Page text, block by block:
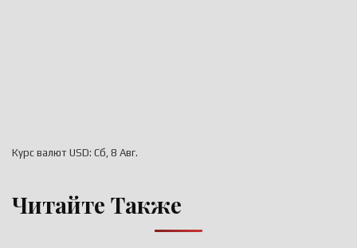
Курс валют USD: Сб, 8 Авг.
Читайте Также